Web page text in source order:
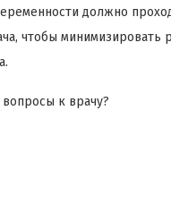
должно
чтобы минимизировать
вопросы к врачу?